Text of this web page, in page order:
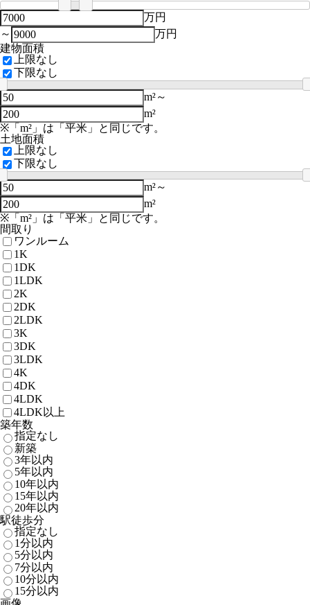
万円
～
万円
建物面積
上限なし
下限なし
m²～
m²
※「m²」は「平米」と同じです。
土地面積
上限なし
下限なし
m²～
m²
※「m²」は「平米」と同じです。
間取り
ワンルーム
1K
1DK
1LDK
2K
2DK
2LDK
3K
3DK
3LDK
4K
4DK
4LDK
4LDK以上
築年数
指定なし
新築
3年以内
5年以内
10年以内
15年以内
20年以内
駅徒歩分
指定なし
1分以内
5分以内
7分以内
10分以内
15分以内